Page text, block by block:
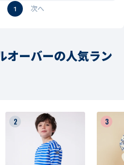
1
オーバーの人気ラン
2 3